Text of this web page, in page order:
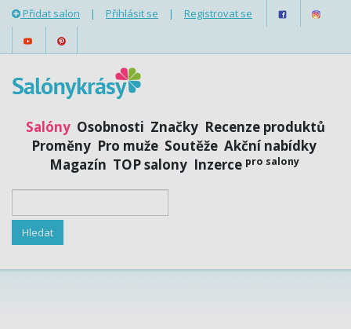
Přidat salon | Přihlásit se | Registrovat se
Salóny Osobnosti Značky Recenze produktů
Proměny Pro muže Soutěže Akční nabídky
Magazín TOP salony Inzerce pro salony